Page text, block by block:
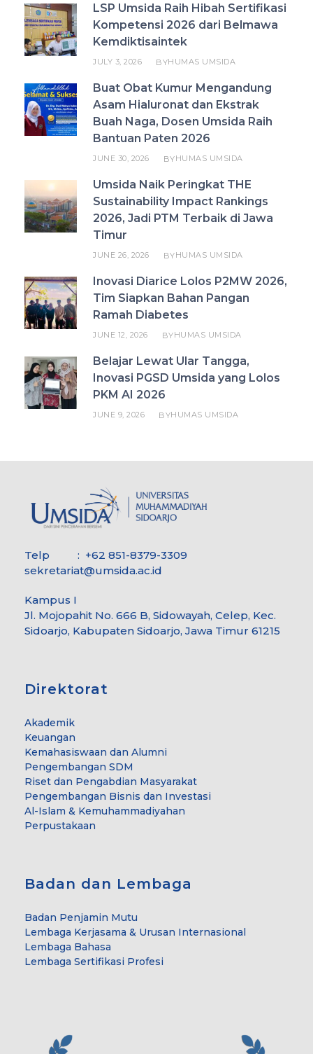
LSP Umsida Raih Hibah Sertifikasi
Kompetensi 2026 dari Belmawa
Kemdiktisaintek
JULY 3, 2026 BYHUMAS UMSIDA
Buat Obat Kumur Mengandung
Asam Hialuronat dan Ekstrak
Buah Naga, Dosen Umsida Raih
Bantuan Paten 2026
JUNE 30, 2026 BYHUMAS UMSIDA
Umsida Naik Peringkat THE
Sustainability Impact Rankings
2026, Jadi PTM Terbaik di Jawa
Timur
JUNE 26, 2026 BYHUMAS UMSIDA
Inovasi Diarice Lolos P2MW 2026,
Tim Siapkan Bahan Pangan
Ramah Diabetes
JUNE 12, 2026 BYHUMAS UMSIDA
Belajar Lewat Ular Tangga,
Inovasi PGSD Umsida yang Lolos
PKM AI 2026
JUNE 9, 2026 BYHUMAS UMSIDA
Telp : +62 851-8379-3309
sekretariat@umsida.ac.id
Kampus I
Jl. Mojopahit No. 666 B, Sidowayah, Celep, Kec.
Sidoarjo, Kabupaten Sidoarjo, Jawa Timur 61215
Direktorat
Akademik
Keuangan
Kemahasiswaan dan Alumni
Pengembangan SDM
Riset dan Pengabdian Masyarakat
Pengembangan Bisnis dan Investasi
Al-Islam & Kemuhammadiyahan
Perpustakaan
Badan dan Lembaga
Badan Penjamin Mutu
Lembaga Kerjasama & Urusan Internasional
Lembaga Bahasa
Lembaga Sertifikasi Profesi